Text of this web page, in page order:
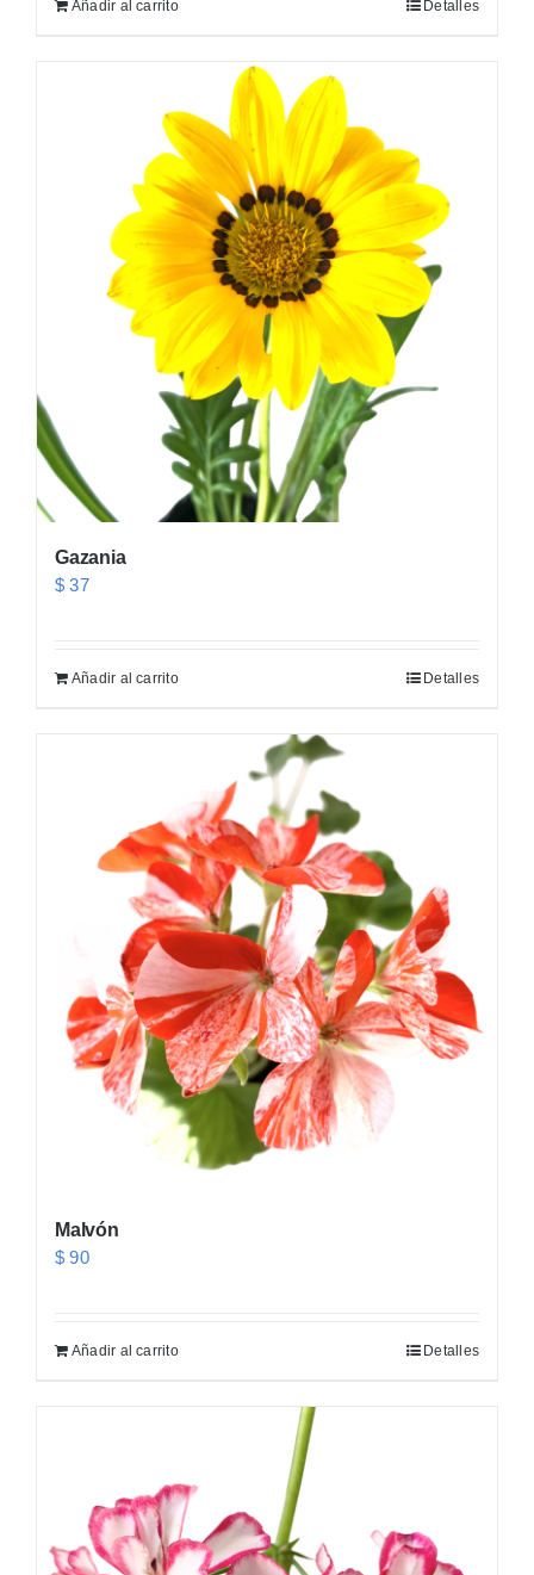
Añadir al carrito Detalles
Gazania
$ 37
Añadir al carrito Detalles
Malvón
$ 90
Añadir al carrito Detalles